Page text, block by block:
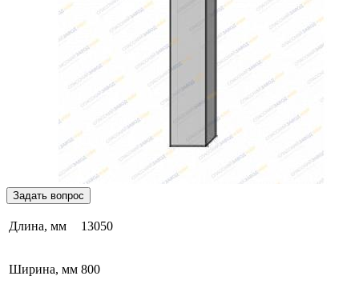
Задать вопрос
Длина, мм 13050
Ширина, мм 800